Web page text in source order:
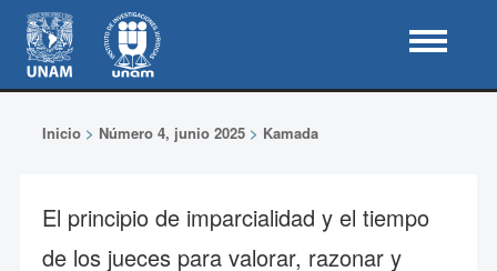
Inicio> Número 4, junio 2025> Kamada
El principio de imparcialidad y el tiempo
de los jueces para valorar, razonar y